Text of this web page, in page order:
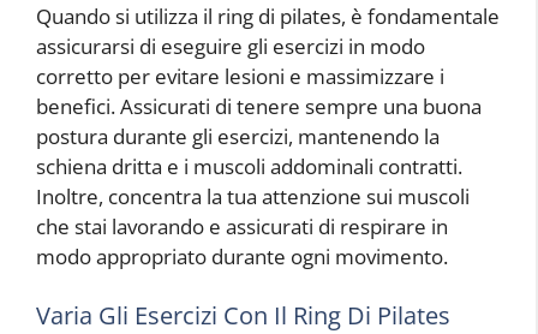
Quando si utilizza il ring di pilates, è fondamentale
assicurarsi di eseguire gli esercizi in modo
corretto per evitare lesioni e massimizzare i
benefici. Assicurati di tenere sempre una buona
postura durante gli esercizi, mantenendo la
schiena dritta e i muscoli addominali contratti.
Inoltre, concentra la tua attenzione sui muscoli
che stai lavorando e assicurati di respirare in
modo appropriato durante ogni movimento.
Varia Gli Esercizi Con Il Ring Di Pilates